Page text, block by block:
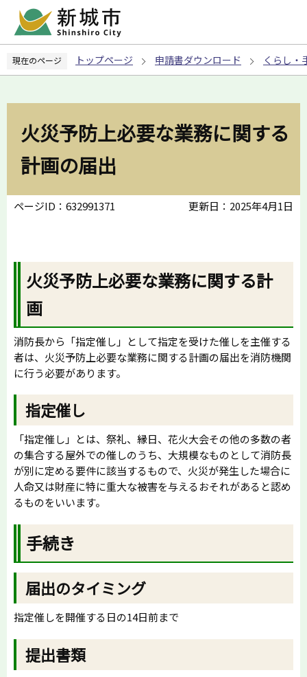
ペ
の
現在のページ トップページ 申請書ダウンロード くらし・
火災予防上必要な業務に関する
計画の届出
ページID：632991371 更新日：2025年4月1日
火災予防上必要な業務に関する計
画
消防長から「指定催し」として指定を受けた催しを主催する
者は、火災予防上必要な業務に関する計画の届出を消防機関
に行う必要があります。
指定催し
「指定催し」とは、祭礼、縁日、花火大会その他の多数の者
の集合する屋外での催しのうち、大規模なものとして消防長
が別に定める要件に該当するもので、火災が発生した場合に
人命又は財産に特に重大な被害を与えるおそれがあると認め
るものをいいます。
手続き
届出のタイミング
指定催しを開催する日の14日前まで
提出書類